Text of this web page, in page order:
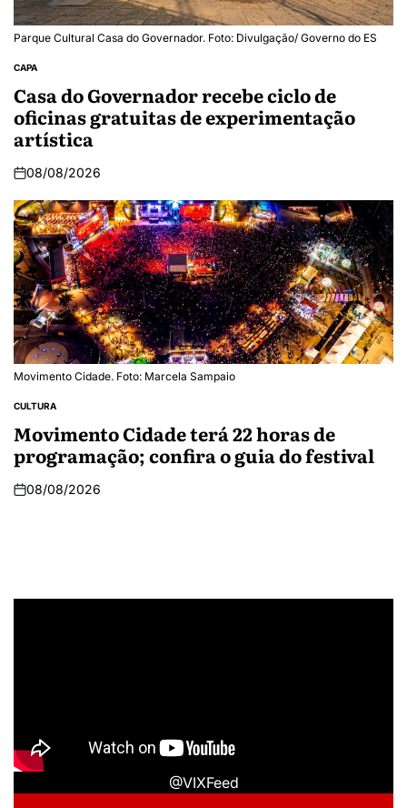
Parque Cultural Casa do Governador. Foto: Divulgação/ Governo do ES
CAPA
Casa do Governador recebe ciclo de
oficinas gratuitas de experimentação
artística
08/08/2026
Movimento Cidade. Foto: Marcela Sampaio
CULTURA
Movimento Cidade terá 22 horas de
programação; confira o guia do festival
08/08/2026
@VIXFeed